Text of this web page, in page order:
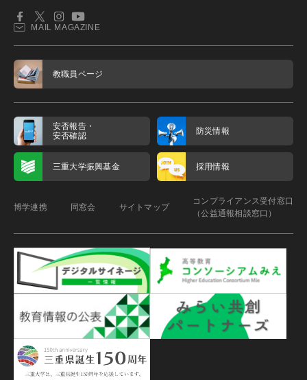
MAIL MAGAZINE
教職員ページ
安否報告・
安否確認
防災情報
三重大学振興基金 採用情報
博学連携 同窓会 サイトマップ
コンプライアンス受付窓口
（公益通報相談窓口）